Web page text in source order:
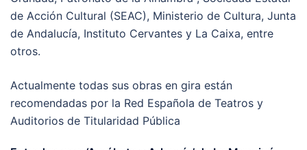
de Acción Cultural (SEAC), Ministerio de Cultura, Junta
de Andalucía, Instituto Cervantes y La Caixa, entre
otros.
Actualmente todas sus obras en gira están
recomendadas por la Red Española de Teatros y
Auditorios de Titularidad Pública